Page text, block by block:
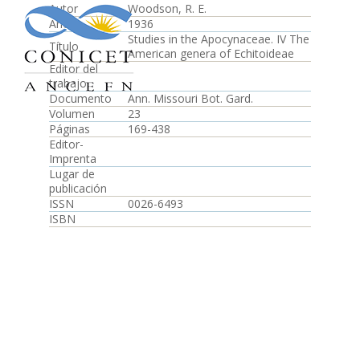
Autor
Woodson, R. E.
Año
1936
Título
Studies in the Apocynaceae. IV The
American genera of Echitoideae
Editor del
trabajo
Documento
Ann. Missouri Bot. Gard.
Volumen
23
Páginas
169-438
Editor-
Imprenta
Lugar de
publicación
ISSN
0026-6493
ISBN